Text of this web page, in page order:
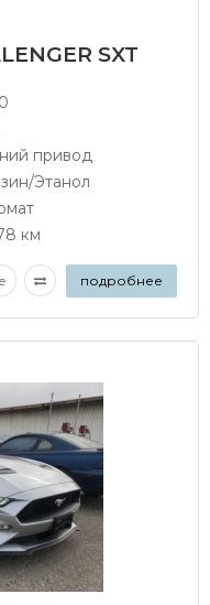
SXT
привод
Этанол
км
подробнее